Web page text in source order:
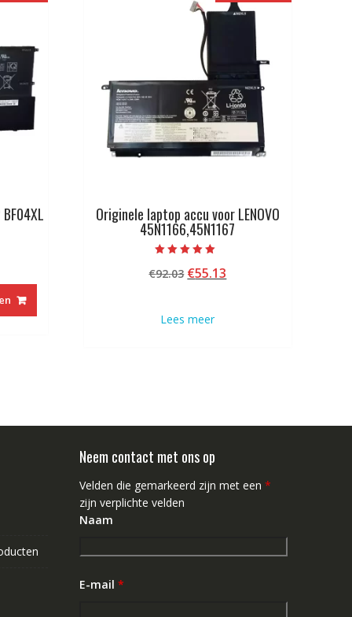
Originele laptop accu voor LENOVO
45N1166,45N1167
5.00
van 5
€92.03 Oorspronkelijke
€92.03.
€55.13
Lees meer
Neem contact met ons op
Velden die gemarkeerd zijn met een *
zijn verplichte velden
Naam
E-mail *